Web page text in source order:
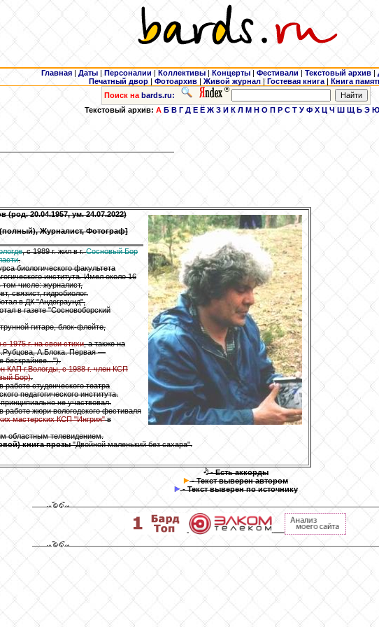
Главная | Даты | Персоналии | Коллективы | Концерты | Фестивали | Текстовый архив |
Печатный двор | Фотоархив | Живой журнал | Гостевая книга | Книга
Поиск на bards.ru:
Текстовый архив: А Б В Г Д Е Ё Ж З И К Л М Н О П Р С Т У Ф Х Ц Ч Ш Щ Ь Э Ю
(род. 20.04.1957, ум. 24.07.2022)
Журналист, Фотограф]
, с 1989 г. жил в г.Сосновый Бор
.
биологического факультета
института. Имел около 16
том числе: журналист,
связист, гидробиолог.
в ДК "Андеграунд",
в газете "Сосновоборский
гитаре, блок-флейте,
1975 г. на свои стихи, а также на
А.Блока. Первая —
бескрайнее...").
КАП г.Вологды, с 1988 г. член КСП
Бор).
работе студенческого театра
педагогического института.
не участвовал.
работе жюри вологодского фестиваля
мастерских КСП "Ингрия"в
областным телевидением.
книга прозы"Двойной маленький без сахара".
- Есть аккорды
- Текст выверен автором
- Текст выверен по источнику